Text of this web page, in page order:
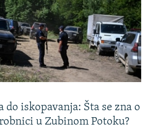
do iskopavanja: Šta se zna o
u Zubinom Potoku?